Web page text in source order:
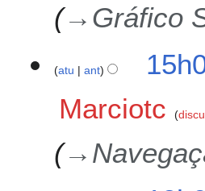
m
→ Gráfico
0
atu ant
Marciotc
→